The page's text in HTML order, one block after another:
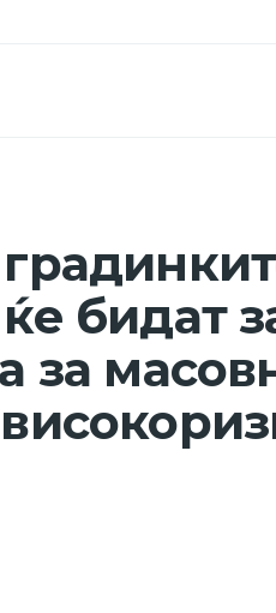
бидат
за